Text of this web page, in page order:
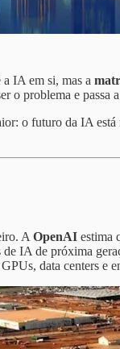
IA em si, mas a
o problema e passa
o futuro da IA
A OpenAI estima
IA de próxima
data centers e